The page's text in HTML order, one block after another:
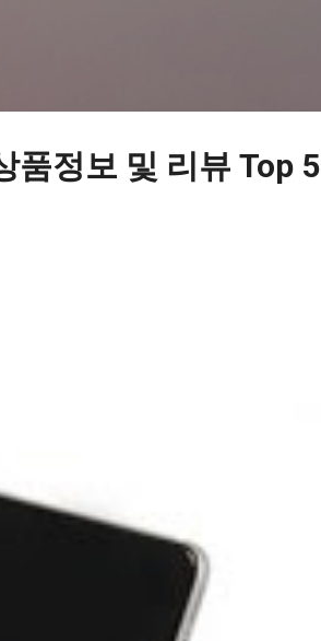
품정보 및 리뷰 Top 5